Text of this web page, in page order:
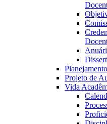
Projeto de
Vida